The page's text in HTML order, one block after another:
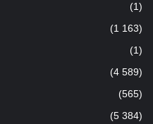
(1)
(1 163)
(1)
(4 589)
(565)
(5 384)